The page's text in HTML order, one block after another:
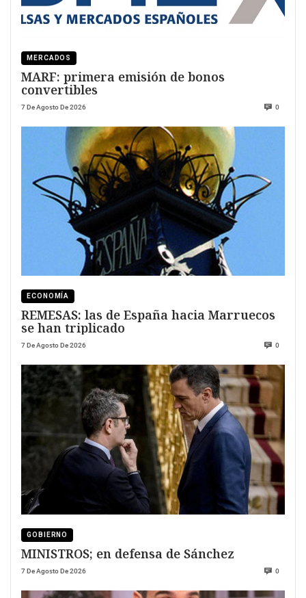
MERCADOS
MARF: primera emisión de bonos
convertibles
7 De Agosto De 2026 0
ECONOMÍA
REMESAS: las de España hacia Marruecos
se han triplicado
7 De Agosto De 2026 0
GOBIERNO
MINISTROS; en defensa de Sánchez
7 De Agosto De 2026 0